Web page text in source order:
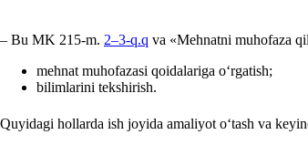
– Bu MK 215-m. 2–3-q.q va «Mehnatni muhofaza
mehnat muhofazasi qoidalariga oʻrgatish;
bilimlarini tekshirish.
Quyidagi hollarda ish joyida amaliyot oʻtash va